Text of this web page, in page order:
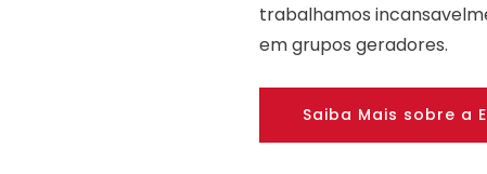
trabalhamos
em grupos geradores.
Saiba Mais sobre a